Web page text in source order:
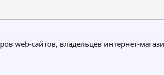
web-сайтов, владельцев интернет-